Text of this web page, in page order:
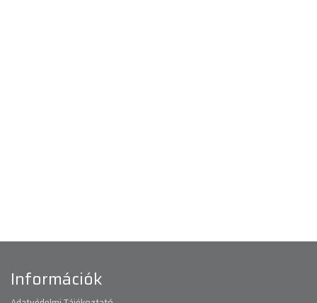
Információk